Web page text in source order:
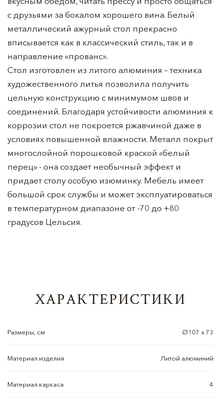
с друзьями за бокалом хорошего вина. Белый
металлический ажурный стол прекрасно
вписывается как в классический стиль, так и в
направление «прованс».
Стол изготовлен из литого алюминия – техника
художественного литья позволила получить
цельную конструкцию с минимумом швов и
соединений. Благодаря устойчивости алюминия к
коррозии стол не покроется ржавчиной даже в
условиях повышенной влажности. Металл покрыт
многослойной порошковой краской «белый
перец» - она создает необычный эффект и
придает столу особую изюминку. Мебель имеет
большой срок службы и может эксплуатироваться
в температурном диапазоне от -70 до +80
градусов Цельсия.
ХАРАКТЕРИСТИКИ
Размеры, см Ø107 х 73
Материал изделия Литой алюминий
Материал каркаса 4